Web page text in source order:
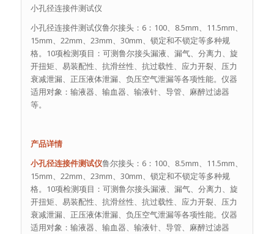
小孔径连接件测试仪
小孔径连接件测试仪鲁尔接头：6：100、8.5mm、11.5mm、
15mm、22mm、23mm、30mm、锁定和不锁定等多种规
格。10项检测项目：可测鲁尔接头漏液、漏气、分离力、旋
开扭矩、易装配性、抗滑丝性、抗过载性、应力开裂、压力
衰减泄漏、正压液体泄漏、负压空气泄漏等各项性能。仪器
适用对象：输液器、输血器、输液针、导管、麻醉过滤器
等。
产品详情
小孔径连接件测试仪鲁尔接头：6：100、8.5mm、11.5mm、
15mm、22mm、23mm、30mm、锁定和不锁定等多种规
格。10项检测项目：可测鲁尔接头漏液、漏气、分离力、旋
开扭矩、易装配性、抗滑丝性、抗过载性、应力开裂、压力
衰减泄漏、正压液体泄漏、负压空气泄漏等各项性能。仪器
适用对象：输液器、输血器、输液针、导管、麻醉过滤器